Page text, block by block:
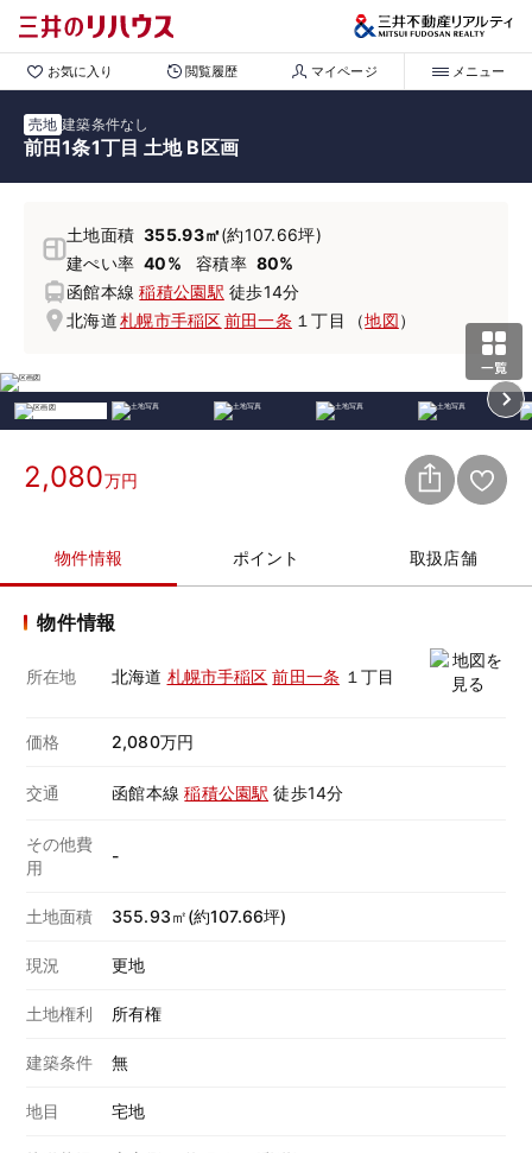
お気に入り 閲覧履歴 マイページ メニュー
売地 建築条件なし
前田1条1丁目 土地 B区画
土地面積 355.93㎡(約107.66坪)
建ぺい率 40% 容積率 80%
函館本線稲積公園駅 徒歩14分
北海道札幌市手稲区前田一条 １丁目 （地図）
2,080万円
物件情報 ポイント 取扱店舗
物件情報
所在地 北海道 札幌市手稲区 前田一条 １丁目
価格 2,080万円
交通 函館本線稲積公園駅 徒歩14分
その他費
用
-
土地面積 355.93㎡(約107.66坪)
現況 更地
土地権利 所有権
建築条件 無
地目 宅地